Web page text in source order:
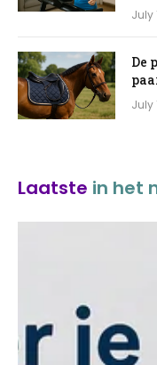
July
De
July
Laatste in het